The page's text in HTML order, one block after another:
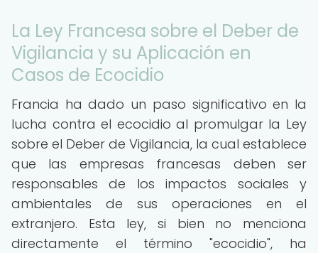
La Ley Francesa sobre el Deber de
Vigilancia y su Aplicación en
Casos de Ecocidio
Francia ha dado un paso significativo en la
lucha contra el ecocidio al promulgar la Ley
sobre el Deber de Vigilancia, la cual establece
que las empresas francesas deben ser
responsables de los impactos sociales y
ambientales de sus operaciones en el
extranjero. Esta ley, si bien no menciona
directamente el término "ecocidio", ha